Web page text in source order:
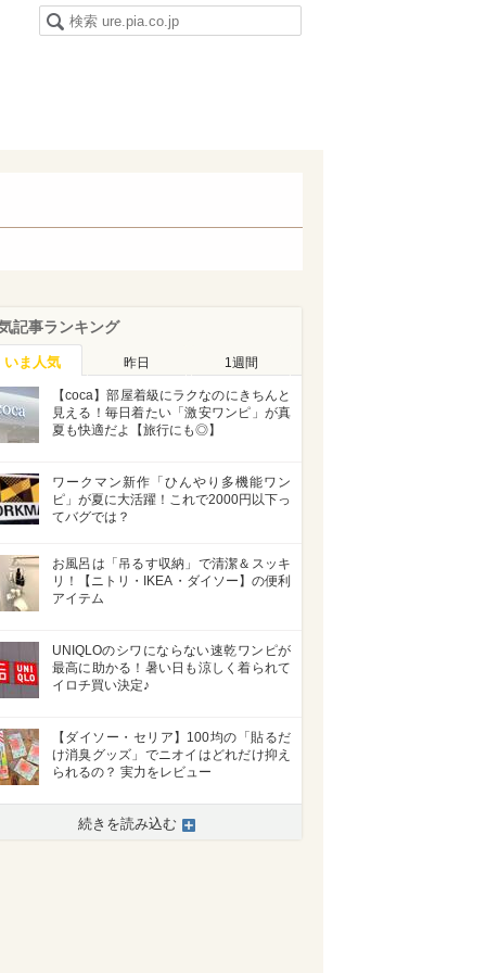
記事ランキング
いま人気 昨日 1週間
【coca】部屋着級にラクなのにきちんと
見える！毎日着たい「激安ワンピ」が真
夏も快適だよ【旅行にも◎】
ワークマン新作「ひんやり多機能ワン
ピ」が夏に大活躍！これで2000円以下っ
てバグでは？
お風呂は「吊るす収納」で清潔＆スッキ
リ！【ニトリ・IKEA・ダイソー】の便利
アイテム
UNIQLOのシワにならない速乾ワンピが
最高に助かる！暑い日も涼しく着られて
イロチ買い決定♪
【ダイソー・セリア】100均の「貼るだ
け消臭グッズ」でニオイはどれだけ抑え
られるの？ 実力をレビュー
続きを読み込む